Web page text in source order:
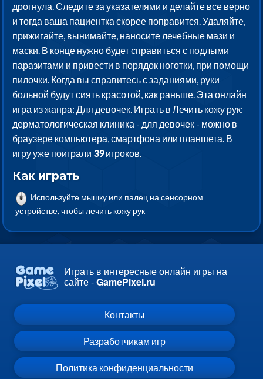
дрогнула. Следите за указателями и делайте все верно
и тогда ваша пациентка скорее поправится. Удаляйте,
прижигайте, вынимайте, наносите лечебные мази и
маски. В конце нужно будет справиться с подлыми
паразитами и привести в порядок ноготки, при помощи
пилочки. Когда вы справитесь с заданиями, руки
больной будут сиять красотой, как раньше. Эта онлайн
игра из жанра: Для девочек. Играть в Лечить кожу рук:
дерматологическая клиника - для девочек - можно в
браузере компьютера, смартфона или планшета. В
игру уже поиграли 39игроков.
Как играть
Используйте мышку или палец на сенсорном
устройстве, чтобы лечить кожу рук
Играть в интересные онлайн игры на
сайте -GamePixel.ru
Контакты
Разработчикам игр
Политика конфиденциальности